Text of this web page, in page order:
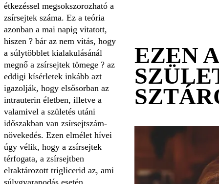
étkezéssel megsokszorozható a
zsírsejtek száma. Ez a teória
azonban a mai napig vitatott,
hiszen ? bár az nem vitás, hogy
a súlytöbblet kialakulásánál
megnő a zsírsejtek tömege ? az
eddigi kísérletek inkább azt
igazolják, hogy elsősorban az
intrauterin életben, illetve a
valamivel a születés utáni
időszakban van zsírsejtszám-
növekedés. Ezen elmélet hívei
úgy vélik, hogy a zsírsejtek
térfogata, a zsírsejtben
elraktározott triglicerid az, ami
EZEN